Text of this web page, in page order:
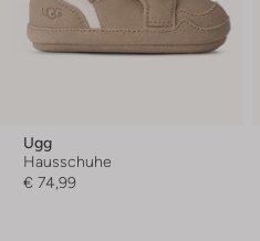
Ugg
Hausschuhe
€ 74,99